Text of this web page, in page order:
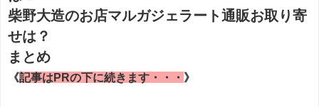
柴野大造のお店マルガジェラート通販お取り寄
せは？
まとめ
《記事はPRの下に続きます・・・ 》